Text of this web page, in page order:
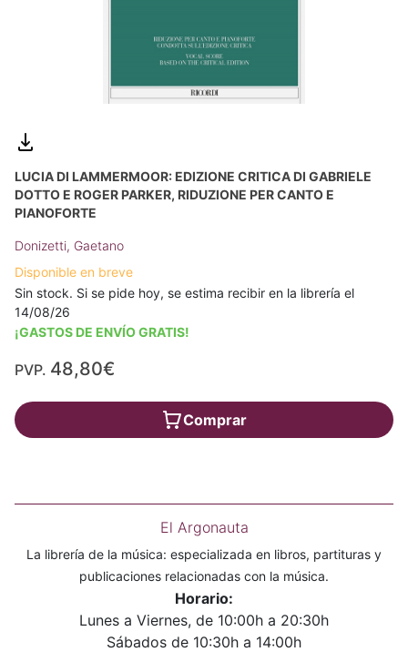
LUCIA DI LAMMERMOOR: EDIZIONE CRITICA DI GABRIELE
DOTTO E ROGER PARKER, RIDUZIONE PER CANTO E
PIANOFORTE
Donizetti, Gaetano
Disponible en breve
Sin stock. Si se pide hoy, se estima recibir en la librería el
14/08/26
¡GASTOS DE ENVÍO GRATIS!
PVP. 48,80€
Comprar
El Argonauta
La librería de la música: especializada en libros, partituras y
publicaciones relacionadas con la música.
Horario:
Lunes a Viernes, de 10:00h a 20:30h
Sábados de 10:30h a 14:00h